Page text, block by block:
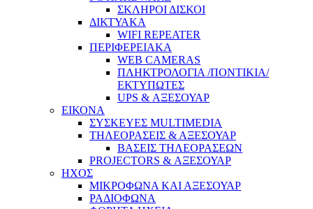
ΣΚΛΗΡΟΙ ΔΙΣΚΟΙ
ΔΙΚΤΥΑΚΑ
WIFI REPEATER
ΠΕΡΙΦΕΡΕΙΑΚΑ
WEB CAMERAS
ΠΛΗΚΤΡΟΛΟΓΙΑ /ΠΟΝΤΙΚΙΑ/
ΕΚΤΥΠΩΤΕΣ
UPS & ΑΞΕΣΟΥΑΡ
ΕΙΚΟΝΑ
ΣΥΣΚΕΥΕΣ MULTIMEDIA
ΤΗΛΕΟΡΑΣΕΙΣ & ΑΞΕΣΟΥΑΡ
ΒΑΣΕΙΣ ΤΗΛΕΟΡΑΣΕΩΝ
PROJECTORS & ΑΞΕΣΟΥΑΡ
ΗΧΟΣ
ΜΙΚΡΟΦΩΝΑ ΚΑΙ ΑΞΕΣΟΥΑΡ
ΡΑΔΙΟΦΩΝΑ